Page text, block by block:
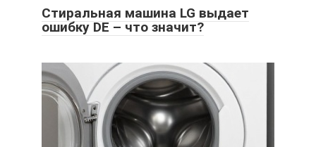
Стиральная машина LG выдает
ошибку DE – что значит?